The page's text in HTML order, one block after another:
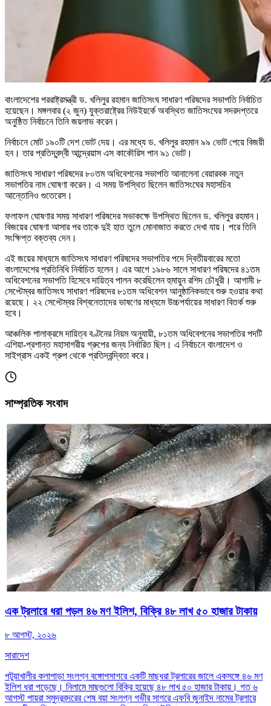
বাংলাদেশের পররাষ্ট্রমন্ত্রী ড. খলিলুর রহমান জাতিসংঘ সাধারণ পরিষদের সভাপতি নির্বাচিত
হয়েছেন। মঙ্গলবার (২ জুন) যুক্তরাষ্ট্রের নিউইয়র্কে অবস্থিত জাতিসংঘের সদরদপ্তরে
অনুষ্ঠিত নির্বাচনে তিনি জয়লাভ করেন।
নির্বাচনে মোট ১৯০টি দেশ ভোট দেয়। এর মধ্যে ড. খলিলুর রহমান ৯৯ ভোট পেয়ে বিজয়ী
হন। তার প্রতিদ্বন্দ্বী আন্দ্রেয়াস এস কাকৌরিস পান ৯১ ভোট।
জাতিসংঘ সাধারণ পরিষদের ৮০তম অধিবেশনের সভাপতি আনালেনা বেয়ারবক নতুন
সভাপতির নাম ঘোষণা করেন। এ সময় উপস্থিত ছিলেন জাতিসংঘের মহাসচিব
আন্তোনিও গুতেরেস।
ফলাফল ঘোষণার সময় সাধারণ পরিষদের সভাকক্ষে উপস্থিত ছিলেন ড. খলিলুর রহমান।
বিজয়ের ঘোষণা আসার পর তাকে দুই হাত তুলে মোনাজাত করতে দেখা যায়। পরে তিনি
সংক্ষিপ্ত বক্তব্য দেন।
এই জয়ের মাধ্যমে জাতিসংঘ সাধারণ পরিষদের সভাপতির পদে দ্বিতীয়বারের মতো
বাংলাদেশের প্রতিনিধি নির্বাচিত হলেন। এর আগে ১৯৮৬ সালে সাধারণ পরিষদের ৪১তম
অধিবেশনের সভাপতি হিসেবে দায়িত্ব পালন করেছিলেন হুমায়ুন রশিদ চৌধুরী। আগামী ৮
সেপ্টেম্বর জাতিসংঘ সাধারণ পরিষদের ৮১তম অধিবেশন আনুষ্ঠানিকভাবে শুরু হওয়ার কথা
রয়েছে। ২২ সেপ্টেম্বর বিশ্বনেতাদের ভাষণের মাধ্যমে উচ্চপর্যায়ের সাধারণ বিতর্ক শুরু
হবে।
আঞ্চলিক পালাক্রমে দায়িত্ব বণ্টনের নিয়ম অনুযায়ী, ৮১তম অধিবেশনের সভাপতির পদটি
এশিয়া-প্রশান্ত মহাসাগরীয় গ্রুপের জন্য নির্ধারিত ছিল। এ নির্বাচনে বাংলাদেশ ও
সাইপ্রাস একই গ্রুপ থেকে প্রতিদ্বন্দ্বিতা করে।
সাম্প্রতিক সংবাদ
এক ট্রলারে ধরা পড়ল ৪৬ মণ ইলিশ, বিক্রি ৪৮ লাখ ৫০ হাজার টাকায়
৮ আগস্ট, ২০২৬
সারাদেশ
পটুয়াখালীর কলাপাড়া সংলগ্ন বঙ্গোপসাগরে একটি মাছধরা ট্রলারের জালে একসঙ্গে ৪৬ মণ
ইলিশ ধরা পড়েছে। নিলামে মাছগুলো বিক্রি হয়েছে ৪৮ লাখ ৫০ হাজার টাকায়। গত ৬
আগস্ট পায়রা সমুদ্রবন্দরের শেষ বয়া সংলগ্ন গভীর সাগরে এফবি জুনাইদ নামের ট্রলারে